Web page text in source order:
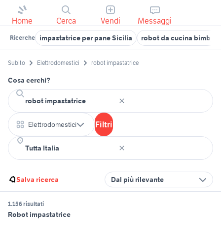
Home Cerca Vendi Messaggi
Ricerche impastatrice per pane Sicilia robot da cucina bimby
Subito Elettrodomestici robot impastatrice
Cosa cerchi?
Elettrodomestici Filtri
Salva ricerca Dal più rilevante
1.156 risultati
Robot impastatrice